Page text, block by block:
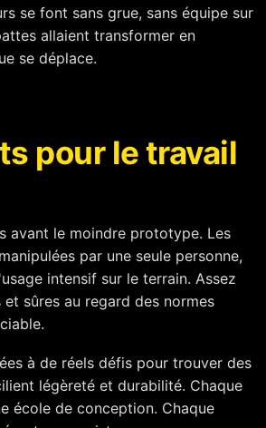
se font sans grue, sans équipe sur
allaient transformer en
se déplace.
pour le travail
avant le moindre prototype. Les
par une seule personne,
intensif sur le terrain. Assez
sûres au regard des normes
à de réels défis pour trouver des
légèreté et durabilité. Chaque
école de conception. Chaque